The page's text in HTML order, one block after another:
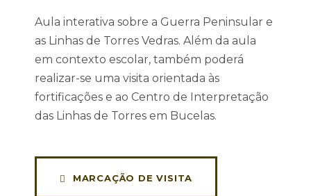
Aula interativa sobre a Guerra Peninsular e
as Linhas de Torres Vedras. Além da aula
em contexto escolar, também poderá
realizar-se uma visita orientada às
fortificações e ao Centro de Interpretação
das Linhas de Torres em Bucelas.
MARCAÇÃO DE VISITA